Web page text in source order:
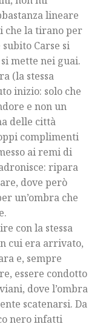
lineare
che la tirano per
Carse si
mette nei guai.
(la stessa
inizio: solo che
e non un
delle città
complimenti
ai remi di
ripara
dove però
un’ombra che
con la stessa
cui era arrivato,
e, sempre
essere condotto
dove l’ombra
scatenarsi. Da
nero infatti